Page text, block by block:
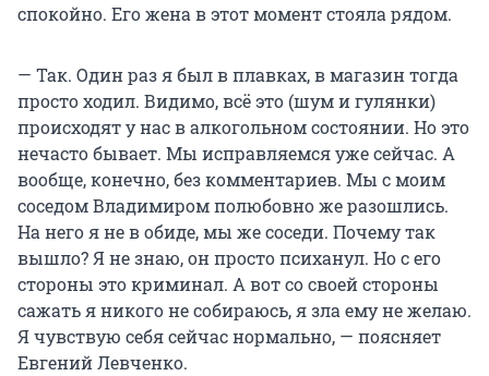
спокойно. Его жена в этот момент стояла рядом.
— Так. Один раз я был в плавках, в магазин тогда
просто ходил. Видимо, всё это (шум и гулянки)
происходят у нас в алкогольном состоянии. Но это
нечасто бывает. Мы исправляемся уже сейчас. А
вообще, конечно, без комментариев. Мы с моим
соседом Владимиром полюбовно же разошлись.
На него я не в обиде, мы же соседи. Почему так
вышло? Я не знаю, он просто психанул. Но с его
стороны это криминал. А вот со своей стороны
сажать я никого не собираюсь, я зла ему не желаю.
Я чувствую себя сейчас нормально, — поясняет
Евгений Левченко.